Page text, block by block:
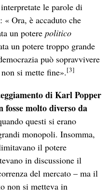
le parole di
« Ora, è accaduto che
un poterepolitico
un potere troppo grande
può sopravvivere
si mette fine».[3]
di Karl Popper
fosse molto diverso da
questi si erano
monopoli. Insomma,
il potere
in discussione il
del mercato – ma il
non si metteva in